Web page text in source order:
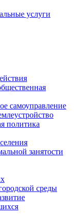
услуги
самоуправление
политика
занятости
среды